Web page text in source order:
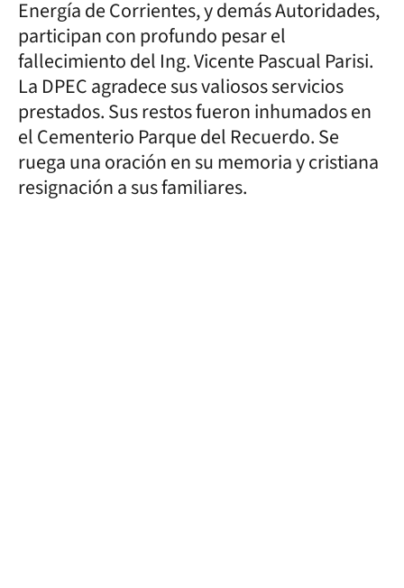
Energía de Corrientes, y demás Autoridades,
participan con profundo pesar el
fallecimiento del Ing. Vicente Pascual Parisi.
La DPEC agradece sus valiosos servicios
prestados. Sus restos fueron inhumados en
el Cementerio Parque del Recuerdo. Se
ruega una oración en su memoria y cristiana
resignación a sus familiares.